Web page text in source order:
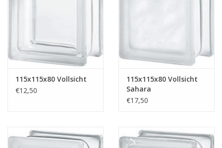
Assortiment
115x115x80 Vollsicht
€12,50
115x115x80 Vollsicht
Sahara
€17,50